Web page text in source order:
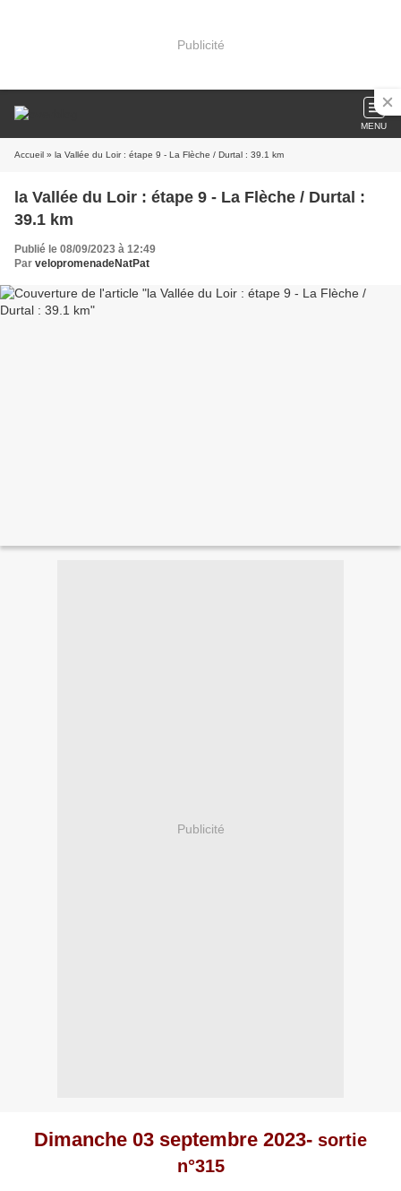
Publicité
MENU
Accueil » la Vallée du Loir : étape 9 - La Flèche / Durtal : 39.1 km
la Vallée du Loir : étape 9 - La Flèche / Durtal :
39.1 km
Publié le 08/09/2023 à 12:49
Par velopromenadeNatPat
Publicité
Dimanche 03 septembre 2023- sortie
n°315